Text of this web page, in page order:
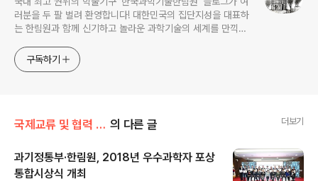
러분을 두 팔 벌려 환영합니다! 대한민국의 집단지성을 대표하
는 한림원과 함께 신기하고 놀라운 과학기술의 세계를 만끽하
구독하기
국제교류 및 협력 증진/Y-KAST 의 다른 글 더보기
과기정통부·한림원, 2018년 우수과학자 포상
통합시상식 개최